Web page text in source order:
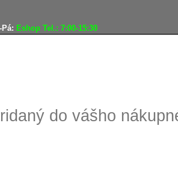
Pá: Eshop Tel.: 7:00-15:30
do vášho